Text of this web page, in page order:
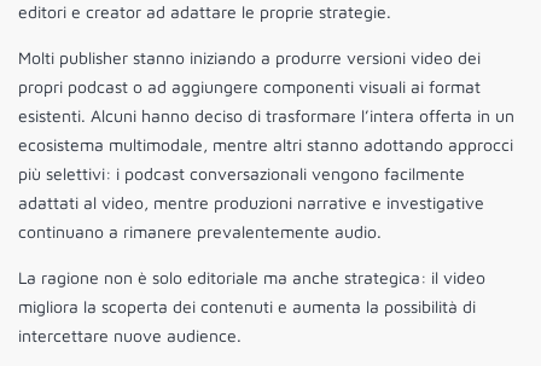
editori e creator ad adattare le proprie strategie.
Molti publisher stanno iniziando a produrre versioni video dei
propri podcast o ad aggiungere componenti visuali ai format
esistenti. Alcuni hanno deciso di trasformare l’intera offerta in un
ecosistema multimodale, mentre altri stanno adottando approcci
più selettivi: i podcast conversazionali vengono facilmente
adattati al video, mentre produzioni narrative e investigative
continuano a rimanere prevalentemente audio.
La ragione non è solo editoriale ma anche strategica: il video
migliora la scoperta dei contenuti e aumenta la possibilità di
intercettare nuove audience.